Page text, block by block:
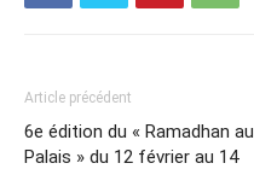
Article précédent
6e édition du « Ramadhan au
Palais » du 12 février au 14